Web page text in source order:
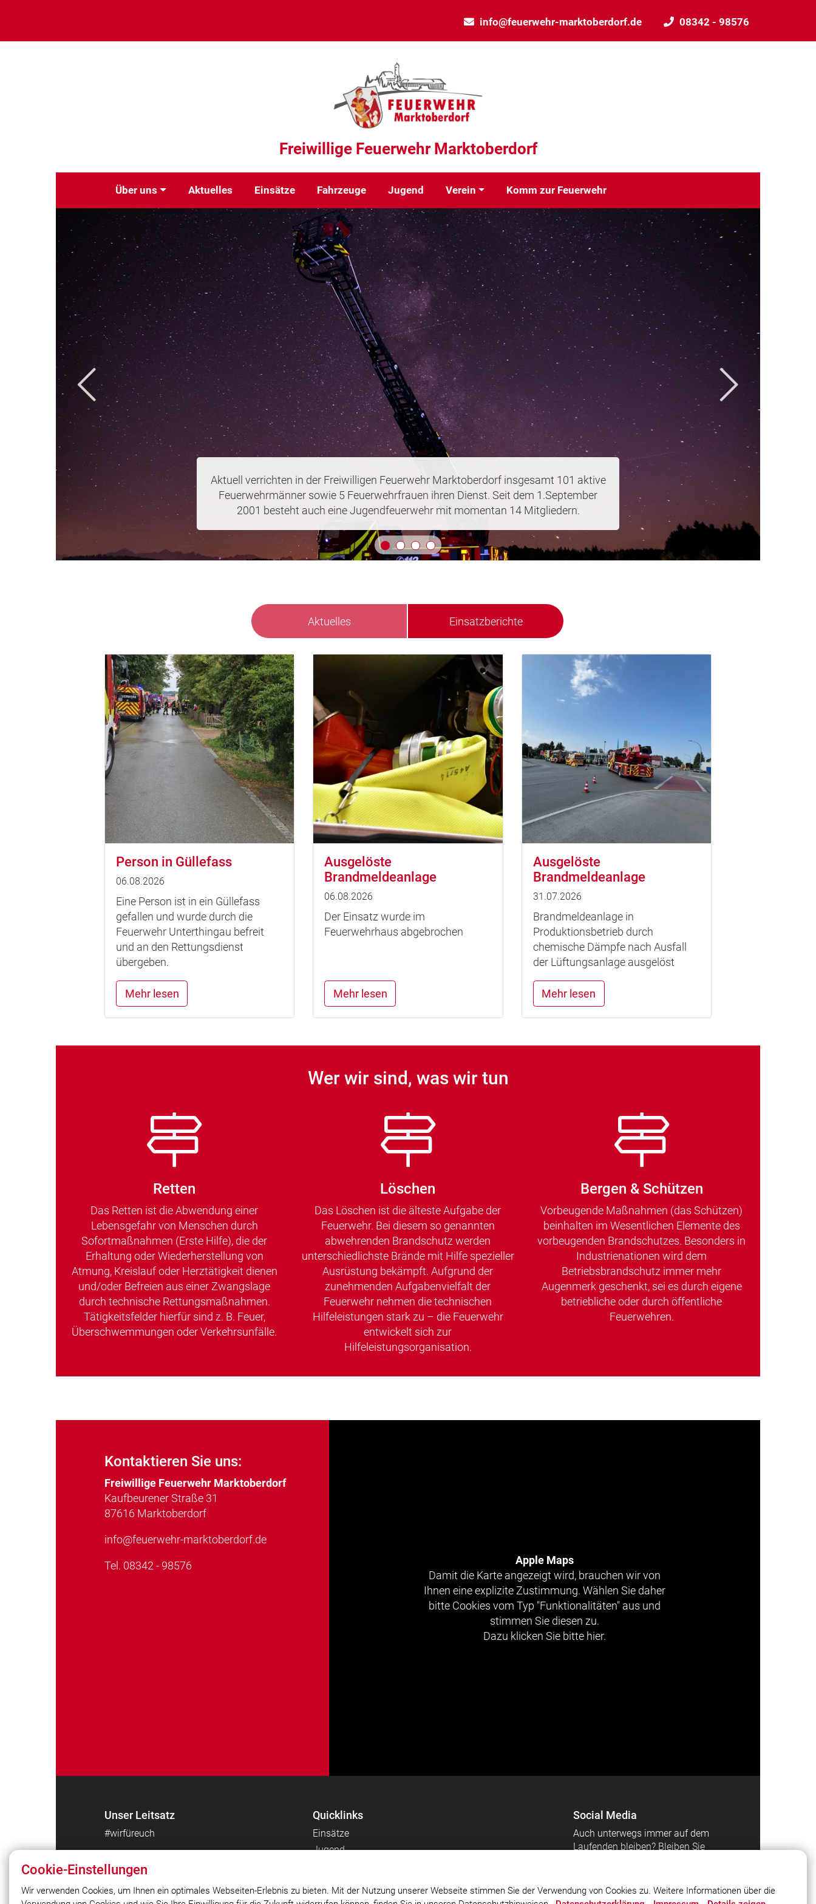
info@feuerwehr-marktoberdorf.de 08342 - 98576
Freiwillige Feuerwehr Marktoberdorf
Über uns Aktuelles Einsätze Fahrzeuge Jugend Verein Komm zur Feuerwehr
Die Freiwillige Feuerwehr Marktoberdorf bekommt bei schweren Personenschäden
die schnelle Unterstützung von der Luftrettung.
Aktuelles Einsatzberichte
Person in Güllefass
06.08.2026
Eine Person ist in ein Güllefass
gefallen und wurde durch die
Feuerwehr Unterthingau befreit
und an den Rettungsdienst
übergeben.
Mehr lesen
Ausgelöste
Brandmeldeanlage
06.08.2026
Der Einsatz wurde im
Feuerwehrhaus abgebrochen
Mehr lesen
Ausgelöste
Brandmeldeanlage
31.07.2026
Brandmeldeanlage in
Produktionsbetrieb durch
chemische Dämpfe nach Ausfall
der Lüftungsanlage ausgelöst
Mehr lesen
Wer wir sind, was wir tun
Retten
Das Retten ist die Abwendung einer
Lebensgefahr von Menschen durch
Sofortmaßnahmen (Erste Hilfe), die der
Erhaltung oder Wiederherstellung von
Atmung, Kreislauf oder Herztätigkeit dienen
und/oder Befreien aus einer Zwangslage
durch technische Rettungsmaßnahmen.
Tätigkeitsfelder hierfür sind z. B. Feuer,
Überschwemmungen oder Verkehrsunfälle.
Löschen
Das Löschen ist die älteste Aufgabe der
Feuerwehr. Bei diesem so genannten
abwehrenden Brandschutz werden
unterschiedlichste Brände mit Hilfe spezieller
Ausrüstung bekämpft. Aufgrund der
zunehmenden Aufgabenvielfalt der
Feuerwehr nehmen die technischen
Hilfeleistungen stark zu – die Feuerwehr
entwickelt sich zur
Hilfeleistungsorganisation.
Bergen & Schützen
Vorbeugende Maßnahmen (das Schützen)
beinhalten im Wesentlichen Elemente des
vorbeugenden Brandschutzes. Besonders in
Industrienationen wird dem
Betriebsbrandschutz immer mehr
Augenmerk geschenkt, sei es durch eigene
betriebliche oder durch öffentliche
Feuerwehren.
Kontaktieren Sie uns:
Freiwillige Feuerwehr Marktoberdorf
Kaufbeurener Straße 31
87616 Marktoberdorf
info@feuerwehr-marktoberdorf.de
Tel. 08342 - 98576
Apple Maps
Damit die Karte angezeigt wird, brauchen wir von
Ihnen eine explizite Zustimmung. Wählen Sie daher
bitte Cookies vom Typ "Funktionalitäten" aus und
stimmen Sie diesen zu.
Dazu klicken Sie bitte hier.
Unser Leitsatz
#wirfüreuch
Quicklinks
Einsätze
Jugend
Social Media
Auch unterwegs immer auf dem
Laufenden bleiben? Bleiben Sie
Cookie-Einstellungen
Wir verwenden Cookies, um Ihnen ein optimales Webseiten-Erlebnis zu bieten. Mit der Nutzung unserer Webseite stimmen Sie der Verwendung von Cookies zu. Weitere Informationen über die